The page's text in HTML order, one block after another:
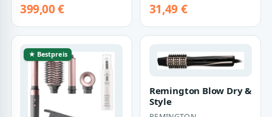
Samtrot/Gold,
399,00 € 31,49 €
★ Bestpreis
Remington Blow Dry &
Style